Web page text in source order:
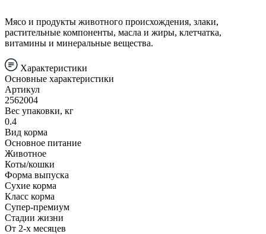
Мясо и продукты животного происхождения, злаки,
растительные компоненты, масла и жиры, клетчатка,
витамины и минеральные вещества.
Характеристики
Основные характеристики
Артикул
2562004
Вес упаковки, кг
0.4
Вид корма
Основное питание
Животное
Коты/кошки
Форма выпуска
Сухие корма
Класс корма
Супер-премиум
Стадии жизни
От 2-х месяцев